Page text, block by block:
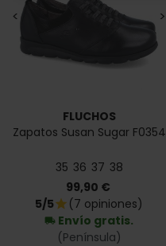
< >
FLUCHOS
Zapatos Susan Sugar F0354
35 36 37 38
Precio
99,90 €
5/5star (7 opiniones)
local_shipping Envío gratis.
(Península)